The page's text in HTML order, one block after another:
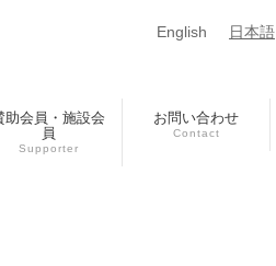
English 日本語
助会員・施設会
員
Supporter
お問い合わせ
Contact